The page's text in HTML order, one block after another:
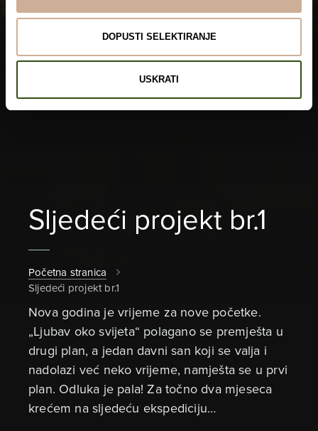
DOPUSTI SELEKTIRANJE
USKRATI
Sljedeći projekt br.1
Početna stranica
Sljedeći projekt br.1
Nova godina je vrijeme za nove početke.
„Ljubav oko svijeta“ polagano se premješta u
drugi plan, a jedan davni san koji se valja i
nadolazi već neko vrijeme, namješta se u prvi
plan. Odluka je pala! Za točno dva mjeseca
krećem na sljedeću ekspediciju…